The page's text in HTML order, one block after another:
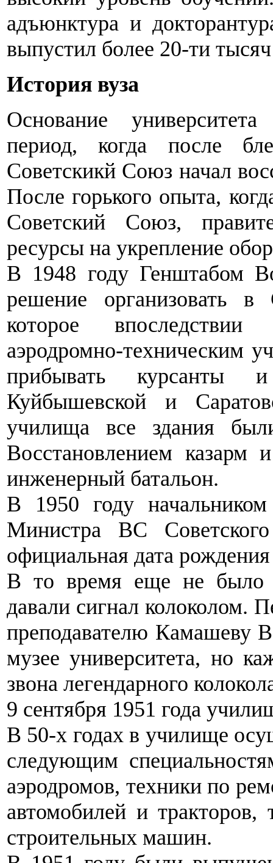
адъюнктура и
выпустил более 20-ти
История вуза
Основание
период, когда после
Советскикй Союз начал
После горького опыта,
Советский Союз,
ресурсы на укрепление
В 1948 году Генштабом
решение организовать в
которое
аэродромно-техническим
прибывать курсанты
Куйбышевской и
училища все здания
Восстановлением казарм
инженерный батальон.
В 1950 году
Министра ВС
официальная дата
В то время еще не было
давали сигнал колоколом.
преподавателю Камашеву
музее университета, но
звона легендарного
9 сентября 1951 года
В 50-х годах в училище
следующим
аэродромов, техники по
автомобилей и
строительных машин.